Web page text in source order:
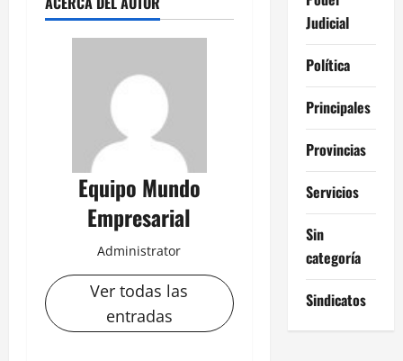
Equipo Mundo
Empresarial
Administrator
Ver todas las
entradas
Judicial
Política
Principales
Provincias
Servicios
Sin
categoría
Sindicatos